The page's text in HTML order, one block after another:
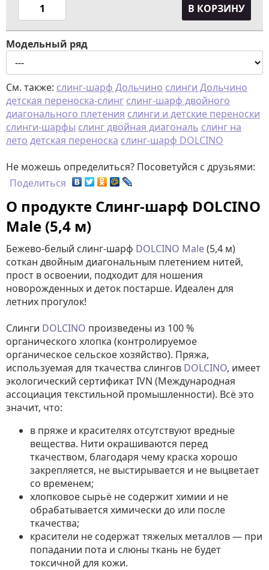
В КОРЗИНУ
Модельный ряд
См. также: слинг-шарф Дольчино слинги Дольчино
детская переноска-слинг слинг-шарф двойного
диагонального плетения слинги и детские переноски
слинги-шарфы слинг двойная диагональ слинг на
лето детская переноска слинг-шарф DOLCINO
Не можешь определиться? Посоветуйся с друзьями:
Поделиться
О продукте Слинг-шарф DOLCINO
Male (5,4 м)
Бежево-белый слинг-шарф DOLCINO Male(5,4 м)
соткан двойным диагональным плетением нитей,
прост в освоении, подходит для ношения
новорожденных и деток постарше. Идеален для
летних прогулок!
Слинги DOLCINO произведены из 100 %
органического хлопка (контролируемое
органическое сельское хозяйство). Пряжа,
используемая для ткачества слингов DOLCINO, имеет
экологический сертификат IVN (Международная
ассоциация текстильной промышленности). Всё это
значит, что:
в пряже и красителях отсутствуют вредные
вещества. Нити окрашиваются перед
ткачеством, благодаря чему краска хорошо
закрепляется, не выстирывается и не выцветает
со временем;
хлопковое сырьё не содержит химии и не
обрабатывается химически до или после
ткачества;
красители не содержат тяжелых металлов — при
попадании пота и слюны ткань не будет
токсичной для кожи.